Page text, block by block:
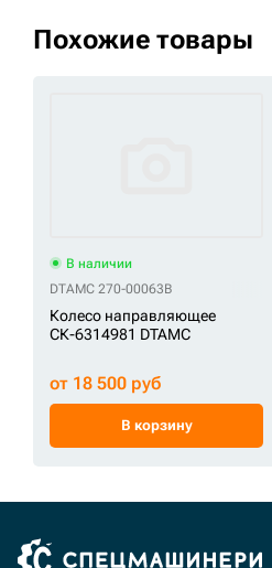
Похожие товары
В наличии
DTAMC 270-00063B
Колесо направляющее
СК-6314981 DTAMC
от 18 500 руб
В корзину